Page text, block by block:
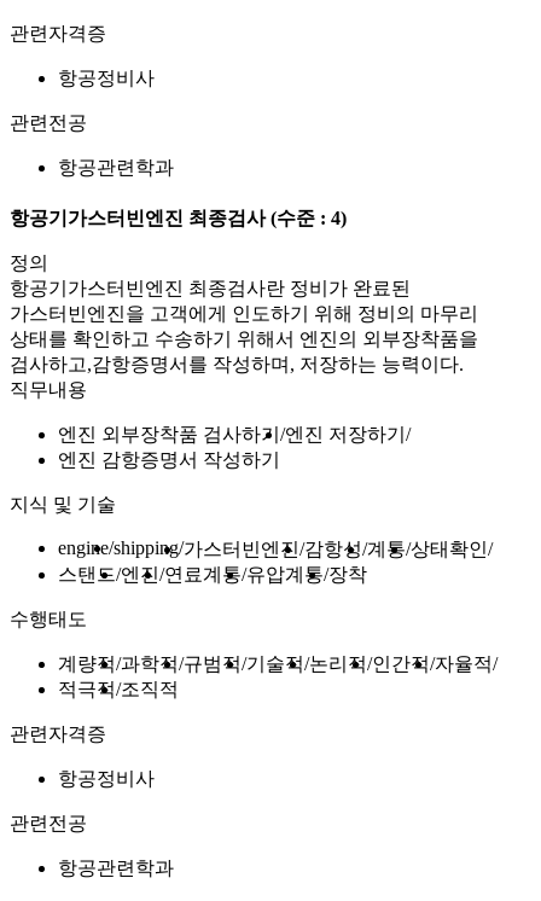
관련자격증
항공정비사
관련전공
항공관련학과
항공기가스터빈엔진 최종검사(수준 : 4)
정의
항공기가스터빈엔진 최종검사란 정비가 완료된
가스터빈엔진을 고객에게 인도하기 위해 정비의 마무리
상태를 확인하고 수송하기 위해서 엔진의 외부장착품을
검사하고,감항증명서를 작성하며, 저장하는 능력이다.
직무내용
엔진 외부장착품 검사하기
엔진 저장하기
엔진 감항증명서 작성하기
지식 및 기술
engine shipping 가스터빈엔진 감항성 계통 상태확인
스탠드 엔진 연료계통 유압계통 장착
수행태도
계량적 과학적 규범적 기술적 논리적 인간적 자율적
적극적 조직적
관련자격증
항공정비사
관련전공
항공관련학과